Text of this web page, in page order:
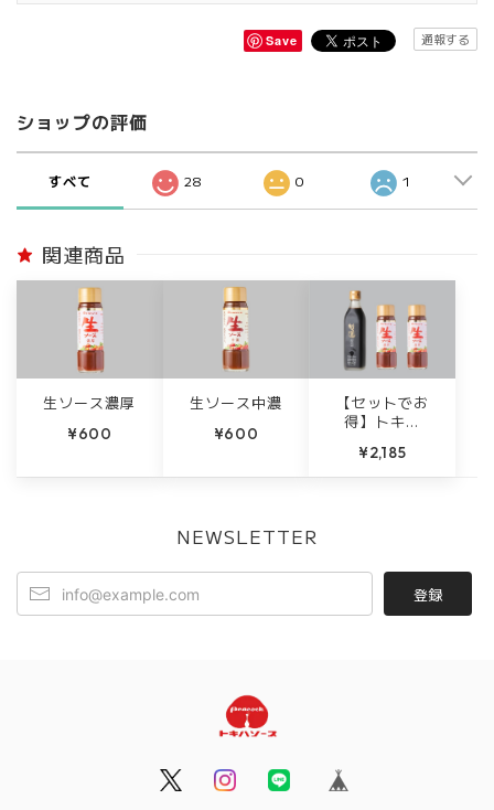
Save 通報する
ショップの評価
すべて 28 0 1
関連商品
生ソース濃厚
¥600
生ソース中濃
¥600
【セットでお
得】トキハ
セット
¥2,185
NEWSLETTER
登録